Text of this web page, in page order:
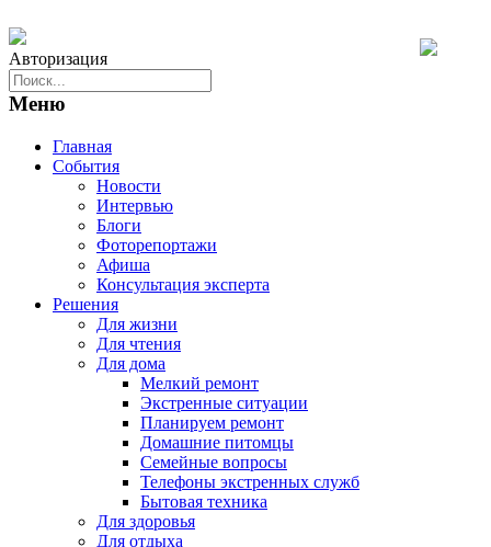
Авторизация
Меню
Главная
События
Новости
Интервью
Блоги
Фоторепортажи
Афиша
Консультация эксперта
Решения
Для жизни
Для чтения
Для дома
Мелкий ремонт
Экстренные ситуации
Планируем ремонт
Домашние питомцы
Семейные вопросы
Телефоны экстренных служб
Бытовая техника
Для здоровья
Для отдыха